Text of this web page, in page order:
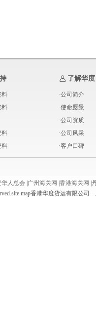
了解华度
料
料
料
料
·公司简介
·使命愿景
·公司资质
·公司风采
·客户口碑
华人总会 广州海关网 香港海关网
map香港华度货运有限公